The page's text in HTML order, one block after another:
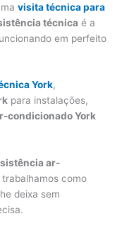
visita técnica para
técnica é a
em perfeito
York,
para instalações,
condicionado York
ar-
trabalhamos como
deixa sem